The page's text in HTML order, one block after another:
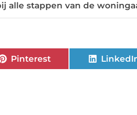
alle stappen van de
Pinterest